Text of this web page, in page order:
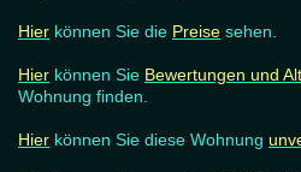
Hier können Sie die Preise sehen.
Hier können Sie Bewertungen und
Wohnung finden.
Hier können Sie diese Wohnung